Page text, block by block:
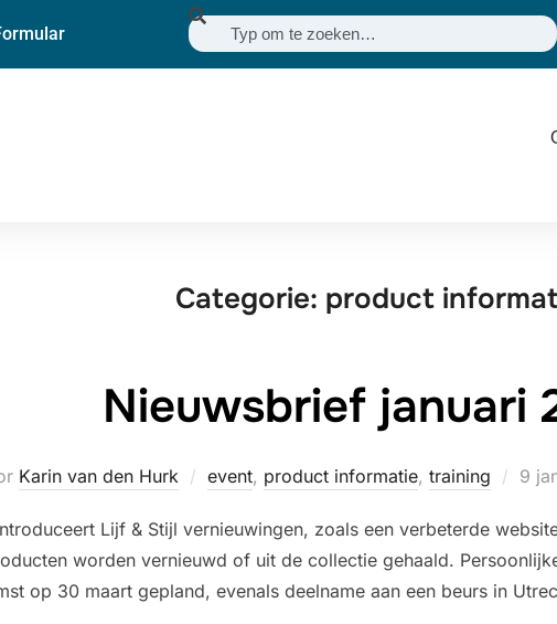
Categorie: product
Nieuwsbrief januari
Karin van den Hurk event, product informatie, training 9
Lijf & Stijl vernieuwingen, zoals een verbeterde
worden vernieuwd of uit de collectie gehaald.
op 30 maart gepland, evenals deelname aan een beurs in